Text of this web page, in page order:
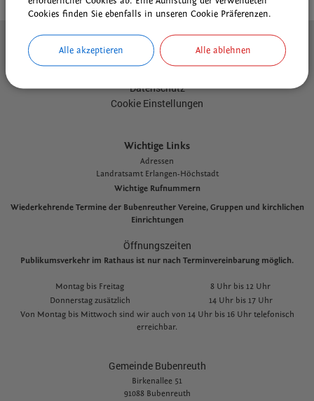
Kontakt
Inhaltsverzeichnis
Datenschutz
Cookie Einstellungen
Wichtige Links
Adressen
Landratsamt Erlangen-Höchstadt
Wichtige Rufnummern
Wiederkehrende Termine der Bubenreuther Vereine, Gruppen und kirchlichen
Einrichtungen
Öffnungszeiten
Publikumsverkehr im Rathaus ist nur nach Terminvereinbarung möglich.
Montag bis Freitag
8 Uhr bis 12 Uhr
Donnerstag zusätzlich
14 Uhr bis 17 Uhr
Von Montag bis Mittwoch sind wir auch von 14 Uhr bis 16 Uhr telefonisch
erreichbar.
Gemeinde Bubenreuth
Birkenallee 51
91088 Bubenreuth
Cookies finden Sie ebenfalls in unseren Cookie Präferenzen.
Alle akzeptieren Alle ablehnen